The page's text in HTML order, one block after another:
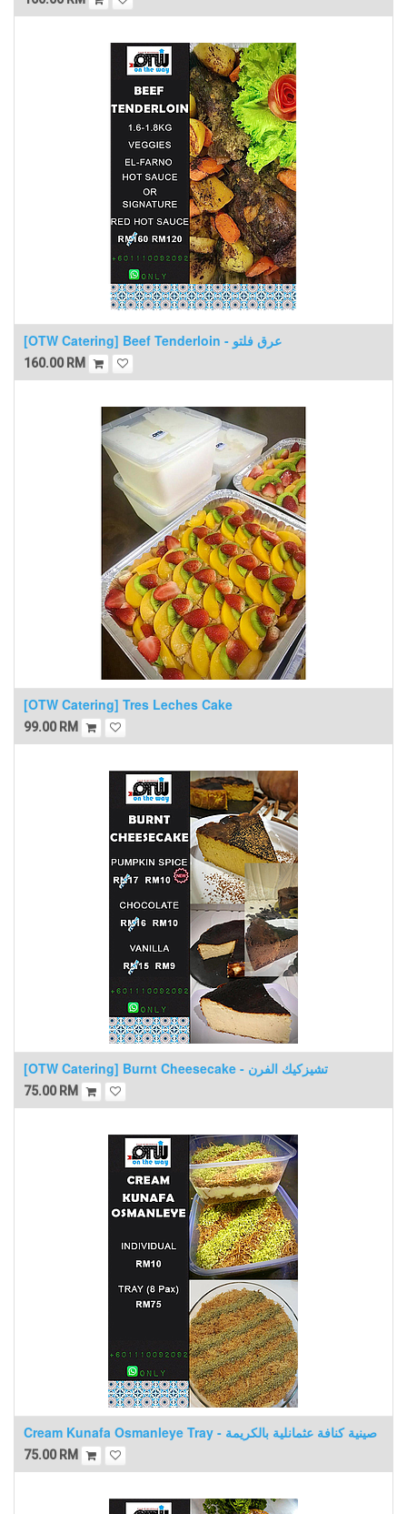
[OTW Catering] Beef Tenderloin - عرق فلتو
160.00RM
[OTW Catering] Tres Leches Cake
99.00RM
[OTW Catering] Burnt Cheesecake - تشيزكيك الفرن
75.00RM
Cream Kunafa Osmanleye Tray - صينية كنافة عثمانلية بالكريمة
75.00RM